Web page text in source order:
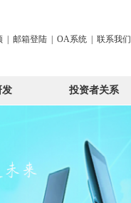
邮箱登陆 OA系统 联系我们
发 投资者关系